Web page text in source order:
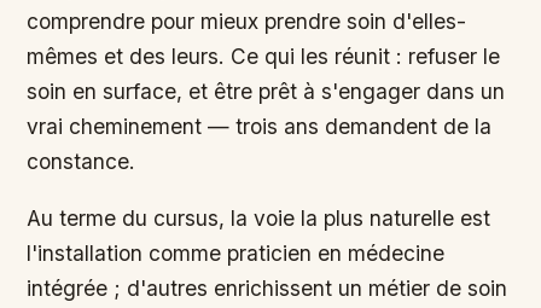
comprendre pour mieux prendre soin d'elles-
mêmes et des leurs. Ce qui les réunit : refuser le
soin en surface, et être prêt à s'engager dans un
vrai cheminement — trois ans demandent de la
constance.
Au terme du cursus, la voie la plus naturelle est
l'installation comme praticien en médecine
intégrée ; d'autres enrichissent un métier de soin